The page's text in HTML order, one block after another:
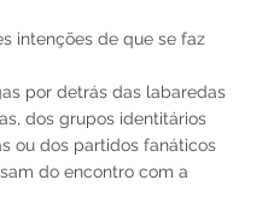
intenções de que se faz
por detrás das labaredas
dos grupos identitários
ou dos partidos fanáticos
do encontro com a